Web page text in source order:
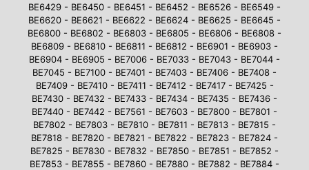
BE6429 - BE6450 - BE6451 - BE6452 - BE6526 - BE6549 -
BE6620 - BE6621 - BE6622 - BE6624 - BE6625 - BE6645 -
BE6800 - BE6802 - BE6803 - BE6805 - BE6806 - BE6808 -
BE6809 - BE6810 - BE6811 - BE6812 - BE6901 - BE6903 -
BE6904 - BE6905 - BE7006 - BE7033 - BE7043 - BE7044 -
BE7045 - BE7100 - BE7401 - BE7403 - BE7406 - BE7408 -
BE7409 - BE7410 - BE7411 - BE7412 - BE7417 - BE7425 -
BE7430 - BE7432 - BE7433 - BE7434 - BE7435 - BE7436 -
BE7440 - BE7442 - BE7561 - BE7603 - BE7800 - BE7801 -
BE7802 - BE7803 - BE7810 - BE7811 - BE7813 - BE7815 -
BE7818 - BE7820 - BE7821 - BE7822 - BE7823 - BE7824 -
BE7825 - BE7830 - BE7832 - BE7850 - BE7851 - BE7852 -
BE7853 - BE7855 - BE7860 - BE7880 - BE7882 - BE7884 -